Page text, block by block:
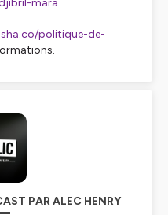
mara
politique-de-
PAR ALEC HENRY